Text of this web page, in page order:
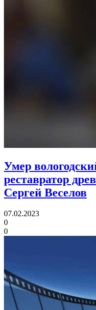
Умер
реставратор
Сергей Веселов
07.02.2023
0
0